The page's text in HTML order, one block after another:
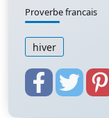
Proverbe francais
hiver